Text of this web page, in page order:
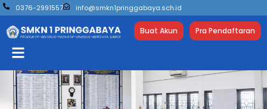
0376-2991557 info@smkn1pringgabaya.sch.id
Buat Akun Pra Pendaftaran